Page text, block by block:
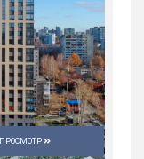
ПРОСМОТР